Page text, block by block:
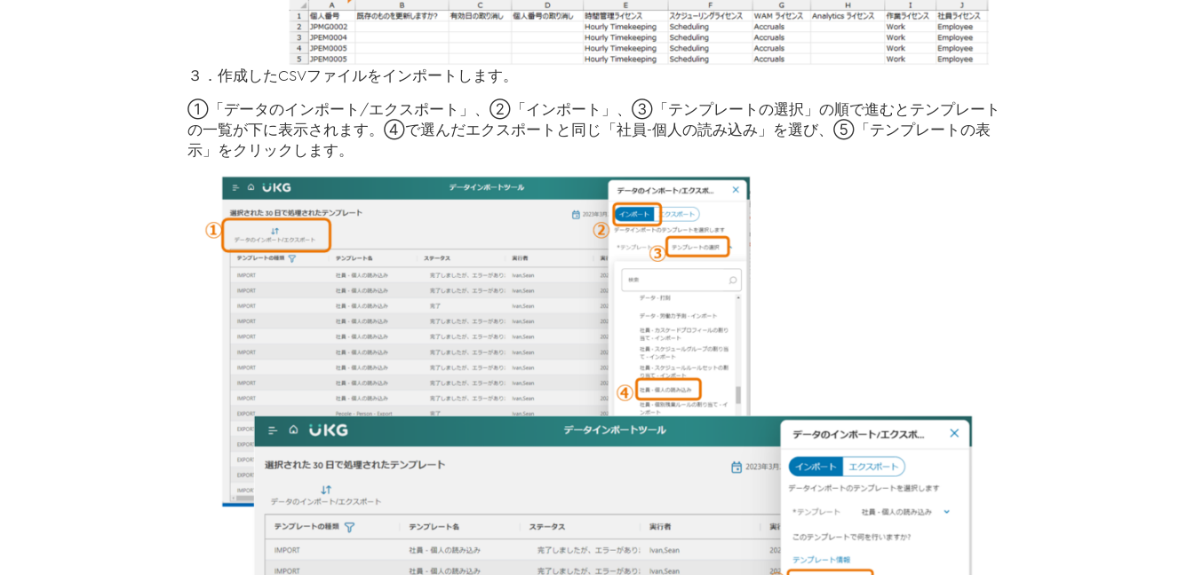
３．作成したCSVファイルをインポートします。
①「データのインポート/エクスポート」、②「インポート」、③「テンプレートの選択」の順で進むとテンプレート
の一覧が下に表示されます。④で選んだエクスポートと同じ「社員-個人の読み込み」を選び、⑤「テンプレートの表
示」をクリックします。